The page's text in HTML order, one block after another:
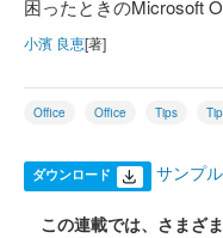
困ったときのMicrosoft
小濱 良恵[著]
Office Office Tips
ダウンロード サンプ
この連載では、さまざ